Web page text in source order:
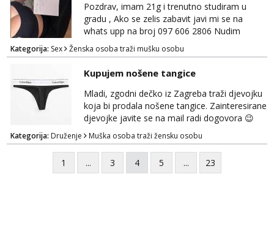
Pozdrav, imam 21g i trenutno studiram u
gradu , Ako se zelis zabavit javi mi se na
whats upp na broj 097 606 2806 Nudim
razme vrste zabave uzivo i online
Kategorija: Sex Ženska osoba traži mušku osobu
Kupujem nošene tangice
Mladi, zgodni dečko iz Zagreba traži djevojku
koja bi prodala nošene tangice. Zainteresirane
djevojke javite se na mail radi dogovora 😉
Kategorija: Druženje Muška osoba traži žensku osobu
1 ... 3 4 5 ... 23